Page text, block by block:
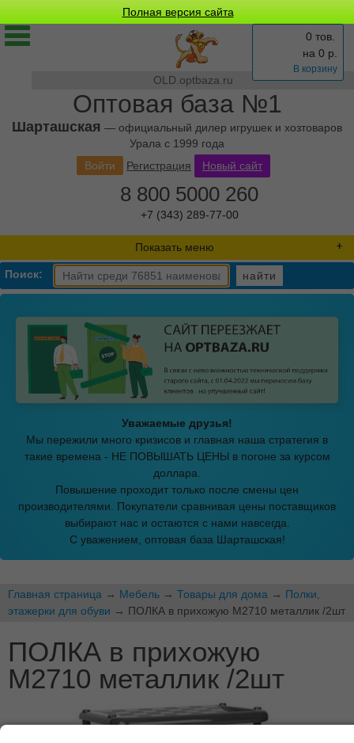
Полная версия сайта
OLD.optbaza.ru
Оптовая база №1
Шарташская — официальный дилер игрушек и хозтоваров
Урала с 1999 года
0 тов.
на 0 р.
В корзину
Войти Регистрация Новый сайт
8 800 5000 260
+7 (343) 289-77-00
Показать меню
Поиск: найти
Уважаемые друзья!
Мы пережили много кризисов и главная наша стратегия в
такие времена - НЕ ПОВЫШАТЬ ЦЕНЫ в погоне за курсом
доллара.
Повышение проходит только после смены цен
производителями. Покупатели сравнивая цены поставщиков
выбирают нас и остаются с нами навсегда.
С уважением, оптовая база Шарташская!
Главная страница → Мебель → Товары для дома → Полки,
этажерки для обуви → ПОЛКА в прихожую М2710 металлик /2шт
ПОЛКА в прихожую
М2710 металлик /2шт